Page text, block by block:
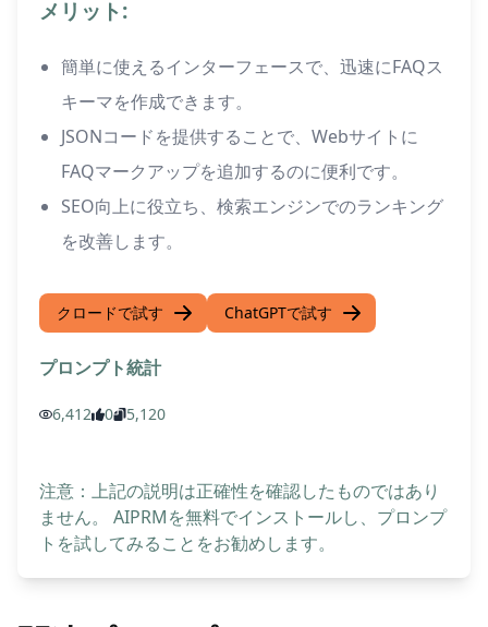
メリット:
簡単に使えるインターフェースで、迅速にFAQス
キーマを作成できます。
JSONコードを提供することで、Webサイトに
FAQマークアップを追加するのに便利です。
SEO向上に役立ち、検索エンジンでのランキング
を改善します。
クロードで試す ChatGPTで試す
プロンプト統計
6,412 0 5,120
注意：上記の説明は正確性を確認したものではあり
ません。 AIPRMを無料でインストールし、プロンプ
トを試してみることをお勧めします。